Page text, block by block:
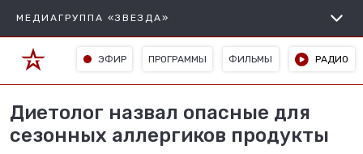
МЕДИАГРУППА «ЗВЕЗДА»
ЭФИР ПРОГРАММЫ ФИЛЬМЫ РАДИО
Диетолог назвал опасные для
сезонных аллергиков продукты